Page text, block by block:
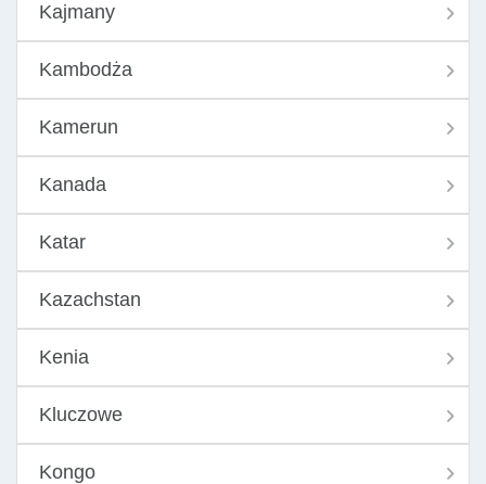
Kajmany
Kambodża
Kamerun
Kanada
Katar
Kazachstan
Kenia
Kluczowe
Kongo